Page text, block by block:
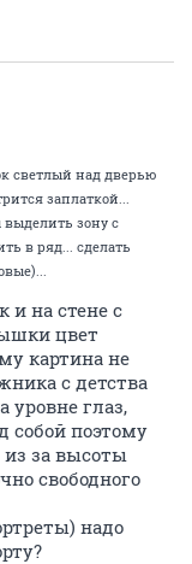
светлый над дверью
заплаткой...
зону с
в ряд... сделать
и на стене с
цвет
картина не
с детства
уровне глаз,
собой поэтому
за высоты
свободного
надо